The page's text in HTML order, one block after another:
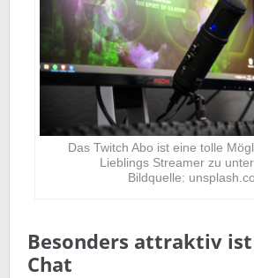
Das Twitch Abo ist eine tolle
Lieblings Streamer zu
Bildquelle:
Besonders attraktiv
Chat